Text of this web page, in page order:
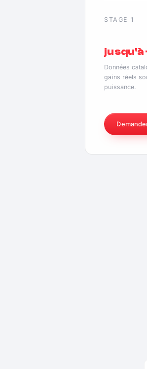
STAGE 1
jusqu'à
Données
gains réels
puissance.